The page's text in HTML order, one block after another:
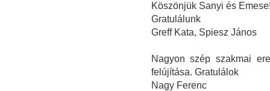
Köszönjük Sanyi és
Gratulálunk
Greff Kata, Spiesz János
Nagyon szép szakmai
felújítása. Gratulálok
Nagy Ferenc